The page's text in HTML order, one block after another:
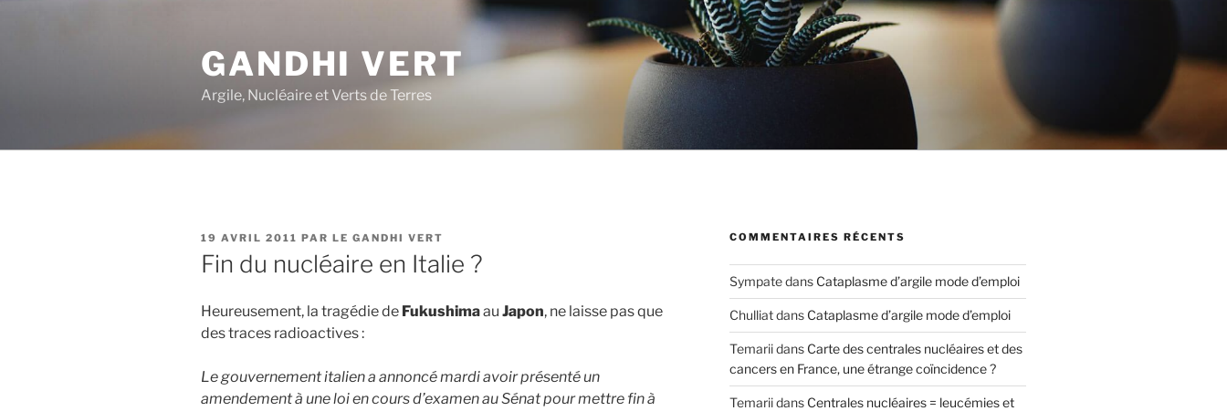
GANDHI VERT
Argile, Nucléaire et Verts de Terres
PUBLIÉ
LE
19 AVRIL 2011 PAR LE GANDHI VERT
Fin du nucléaire en Italie ?
Heureusement, la tragédie de Fukushimaau Japon, ne laisse pas que
des traces radioactives :
Le gouvernement italien a annoncé mardi avoir présenté un
amendement à une loi en cours d’examen au Sénat pour mettre fin à
COMMENTAIRES RÉCENTS
Sympatedans Cataplasme d’argile mode d’emploi
Chulliatdans Cataplasme d’argile mode d’emploi
Temariidans Carte des centrales nucléaires et des
cancers en France, une étrange coïncidence ?
Temariidans Centrales nucléaires = leucémies et